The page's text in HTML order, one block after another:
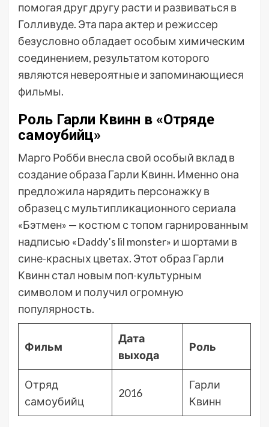
помогая друг другу расти и развиваться в
Голливуде. Эта пара актер и режиссер
безусловно обладает особым химическим
соединением, результатом которого
являются невероятные и запоминающиеся
фильмы.
Роль Гарли Квинн в «Отряде
самоубийц»
Марго Робби внесла свой особый вклад в
создание образа Гарли Квинн. Именно она
предложила нарядить персонажку в
образец с мультипликационного сериала
«Бэтмен» — костюм с топом гарнированным
надписью «Daddy’s lil monster» и шортами в
сине-красных цветах. Этот образ Гарли
Квинн стал новым поп-культурным
символом и получил огромную
популярность.
Фильм
Дата
выхода
Роль
Отряд
самоубийц
2016
Гарли
Квинн